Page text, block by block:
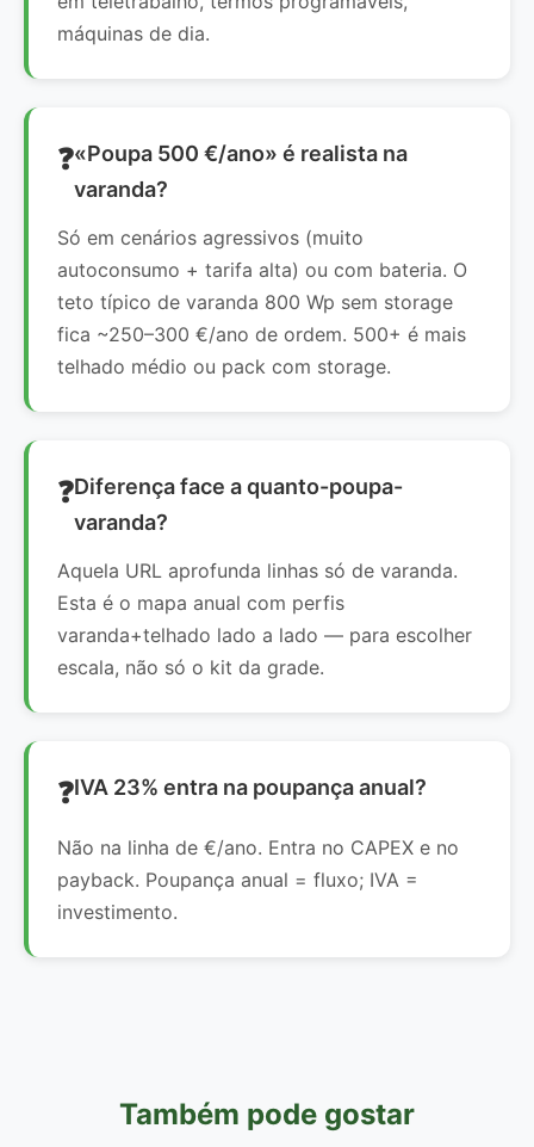
máquinas de dia.
«Poupa 500 €/ano» é realista na
varanda?
Só em cenários agressivos (muito
autoconsumo + tarifa alta) ou com bateria. O
teto típico de varanda 800 Wp sem storage
fica ~250–300 €/ano de ordem. 500+ é mais
telhado médio ou pack com storage.
Diferença face a quanto-poupa-
varanda?
Aquela URL aprofunda linhas só de varanda.
Esta é o mapa anual com perfis
varanda+telhado lado a lado — para escolher
escala, não só o kit da grade.
IVA 23% entra na poupança anual?
Não na linha de €/ano. Entra no CAPEX e no
payback. Poupança anual = fluxo; IVA =
investimento.
Também pode gostar